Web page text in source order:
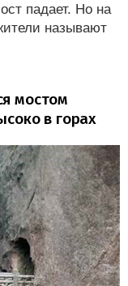
падает. Но на
называют
мостом
в горах